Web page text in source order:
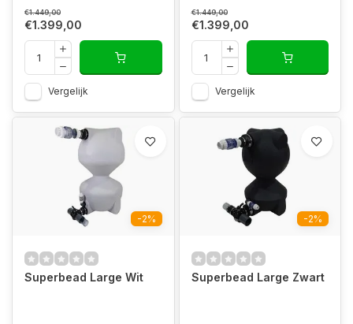
€1.449,00
€1.399,00
Vergelijk
€1.449,00
€1.399,00
Vergelijk
-2%
Superbead Large Wit
-2%
Superbead Large Zwart